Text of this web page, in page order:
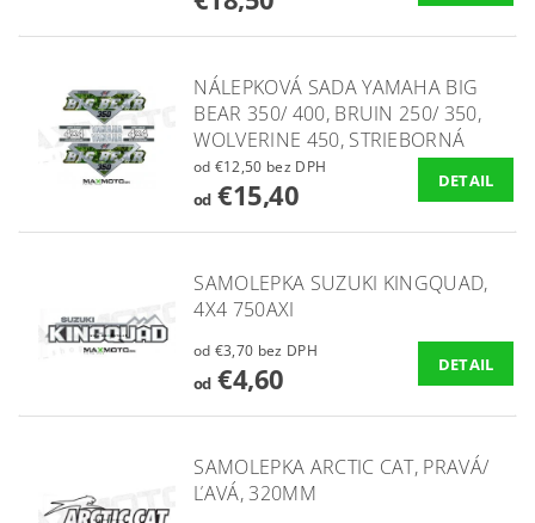
NÁLEPKOVÁ SADA YAMAHA BIG
BEAR 350/ 400, BRUIN 250/ 350,
WOLVERINE 450, STRIEBORNÁ
od €12,50 bez DPH
od€15,40 DETAIL
SAMOLEPKA SUZUKI KINGQUAD,
4X4 750AXI
od €3,70 bez DPH
od€4,60 DETAIL
SAMOLEPKA ARCTIC CAT, PRAVÁ/
ĽAVÁ, 320MM